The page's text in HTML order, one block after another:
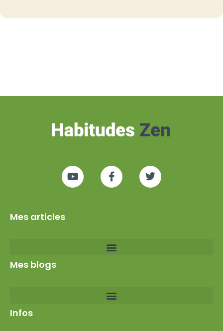
Mes articles
Mes blogs
Infos